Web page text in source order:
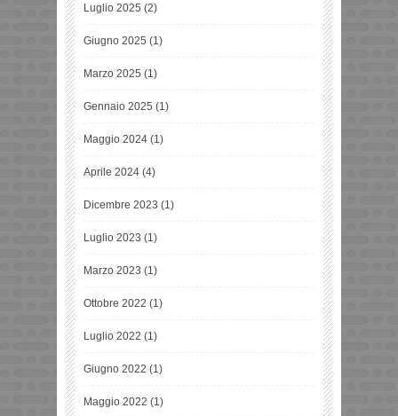
Luglio 2025 (2)
Giugno 2025 (1)
Marzo 2025 (1)
Gennaio 2025 (1)
Maggio 2024 (1)
Aprile 2024 (4)
Dicembre 2023 (1)
Luglio 2023 (1)
Marzo 2023 (1)
Ottobre 2022 (1)
Luglio 2022 (1)
Giugno 2022 (1)
Maggio 2022 (1)